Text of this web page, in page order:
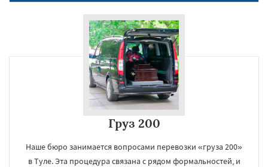
Груз 200
Наше бюро занимается вопросами перевозки «груза 200»
в Туле. Эта процедура связана с рядом формальностей, и